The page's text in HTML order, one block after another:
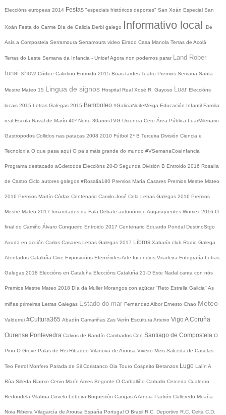
Eleccións europeas 2014 Festas "especiais históricos deportes" San Xoán Especial San
Xoán Festa do Carme Día de Galicia Derbi galego Informativo local De
Asís a Compostela Serramoura Serramoura video Eirado Casa Manola Terras de Acolá
Terras do Leste Semana da Infancia - UnicefAgora non podemos parar Land Rober
tunai show Códice Calixtino Entroido 2015 Boas tardes Teatro Premios Semana Santa
Mestre Mateo 15 Lingua de signos Hospital Real Xosé R. Gayoso Luar Eleccións
locais 2015 Letras Galegas 2015 Bamboleo #GaliciaNoiteMeiga Educación Infantil Familia
real Escola Naval de Marín 40º Norte 30anosTVG Urxencia Cero Área Pública LuarMilenario
Gastropodos Collidos nas patacas 2008 2010 Fútbol 2ª B Terceira División Ciencia e
Tecnoloxía O que pasa aquí O país máis grande do mundo #VSemanaCoaInfancia
Programa destacado aGdetodos Eleccións 20-D Segunda División B Entroido 2016 Rosalía
de Castro Ciclo autores galegos #Rosalía180 Premios María Casares Premios Mestre Mateo
2016 Premios Martín Códax Centenario Camilo José Cela Letras Galegas 2016 Premios
Mestre Mateo 2017 Irmandades da Fala Debate autonómico Augasquentes Womex 2016 O
final do Camiño Álvaro Cunqueiro Entroido 2017 Centenario Eduardo Pondal DestinoStgo
Axuda en acción Carlos Casares Letras Galegas 2017 Libros Xabarín club Radio Galega
Atentados Cataluña Cine Exposicións EfeméridesArte Incendios Viradeira Fotografía Letras
Galegas 2018 Eleccións en Cataluña Eleccións Cataluña 21-D Este Nadal canta con nós
Premios Mestre Mateo 2018 Día da Muller Morangos con açúcar "Reto Estrella Galicia" As
miñas primeiras Letras Galegas Estado do mar Fernández Albor Ernesto Chao Meteo
Valderrei #Cultura365 Abadín Camariñas Zas Verín Escultura Arteixo Vigo A Coruña
Ourense Pontevedra Calvos de Randín Cambados Cee Santiago de Compostela O
Pino O Grove Palas de Rei Ribadeo Vilanova de Arousa Viveiro Meis Salceda de Caselas
Teo Ferrol Monfero Parada de Sil Coristanco Oia Touro Cospeito Betanzos Lugo Lalín A
Rúa Silleda Rianxo Cervo Marín Ames Begonte O Carballiño Carballo Cerceda Cualedro
Redondela Vilaboa Covelo Lobeira Boqueixón CangasA Arnoia Padrón Culleredo Moaña
Noia Ribeira Vilagarcía de Arousa España Portugal O Brasil R.C. Deportivo R.C. Celta C.D.